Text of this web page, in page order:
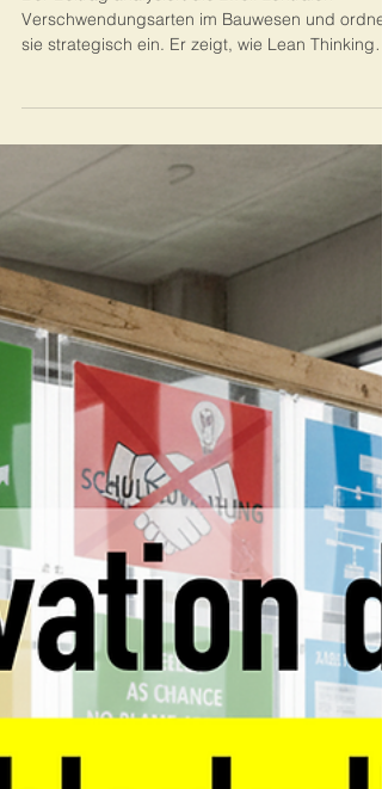
Lean Thinking am Bau neu
Der Beitrag analysiert die zwölf zentralen
sie strategisch ein. Er zeigt, wie Lean Thinking
systematisch verbessert. Konkrete
Handlungsempfehlungen unterstützen Fach-
Führungskräfte bei der praktischen Umsetzung.